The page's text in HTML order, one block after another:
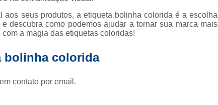
seus produtos, a etiqueta bolinha colorida é a escolha
descubra como podemos ajudar a tornar sua marca mais
a magia das etiquetas coloridas!
bolinha colorida
contato por email.